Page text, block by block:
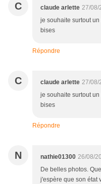
C claude arlette 27/08/
je souhaite surtout
bises
Répondre
C claude arlette 27/08/
je souhaite surtout
bises
Répondre
N nathie01300 26/08/
De belles photos.
j'espère que son état